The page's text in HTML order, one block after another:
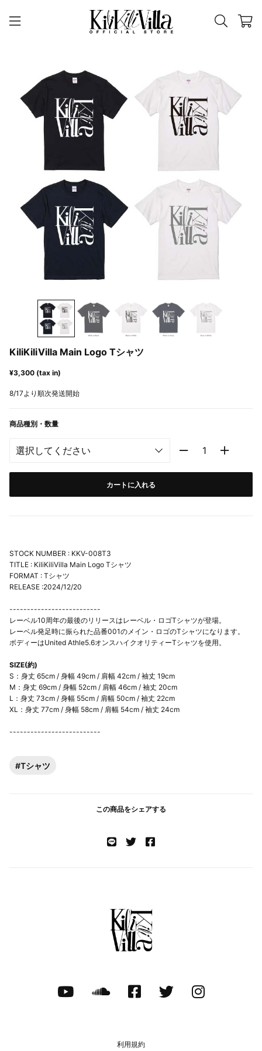
KiliKiliVilla Main Logo Tシャツ
¥3,300 (tax in)
8/17より順次発送開始
商品種別・数量
カートに入れる
STOCK NUMBER : KKV-008T3
TITLE : KiliKiliVilla Main Logo Tシャツ
FORMAT : Tシャツ
RELEASE :2024/12/20
--------------------------
レーベル10周年の最後のリリースはレーベル・ロゴTシャツが登場。
レーベル発足時に振られた品番001のメイン・ロゴのTシャツになります。
ボディーはUnited Athle5.6オンスハイクオリティーTシャツを使用。
SIZE(約)
S：身丈 65cm / 身幅 49cm / 肩幅 42cm / 袖丈 19cm
M：身丈 69cm / 身幅 52cm / 肩幅 46cm / 袖丈 20cm
L：身丈 73cm / 身幅 55cm / 肩幅 50cm / 袖丈 22cm
XL：身丈 77cm / 身幅 58cm / 肩幅 54cm / 袖丈 24cm
--------------------------
#Tシャツ
この商品をシェアする
利用規約